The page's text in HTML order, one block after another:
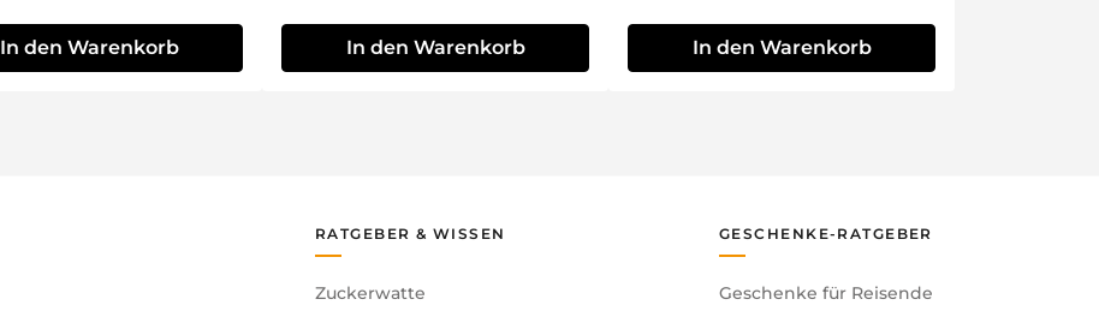
In den Warenkorb In den Warenkorb In den Warenkorb
RATGEBER & WISSEN
Zuckerwatte
GESCHENKE-RATGEBER
Geschenke für Reisende